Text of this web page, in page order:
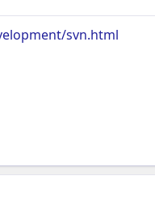
svn.html